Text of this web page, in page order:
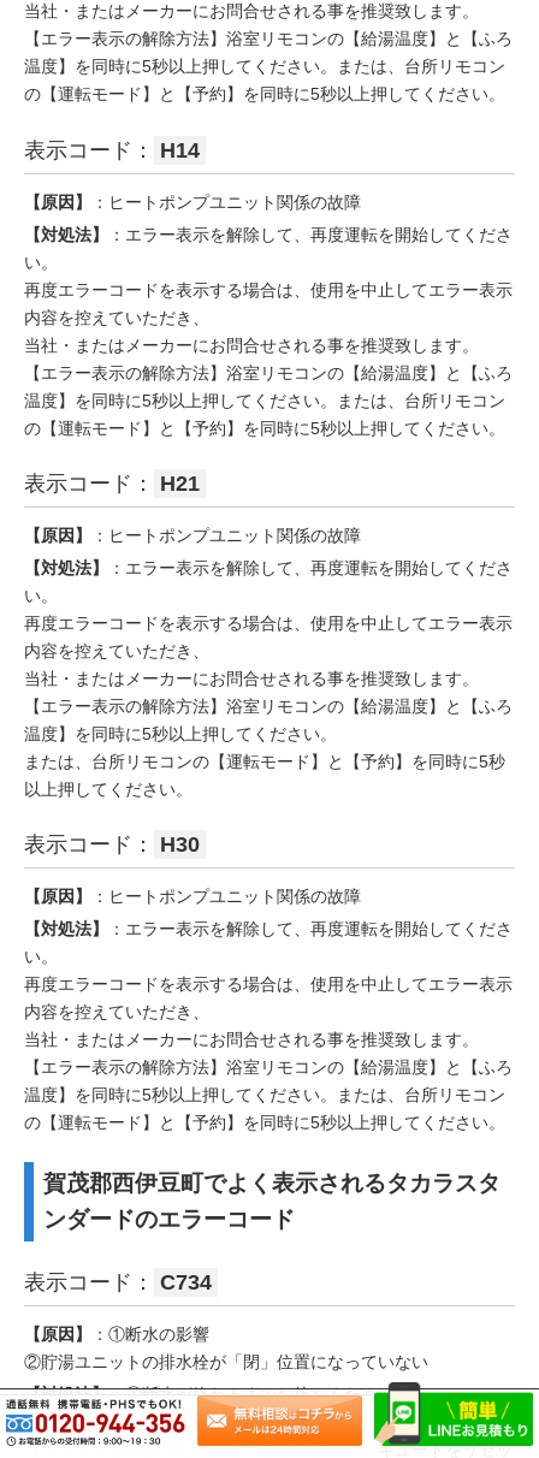
当社・またはメーカーにお問合せされる事を推奨致します。
【エラー表示の解除方法】浴室リモコンの【給湯温度】と【ふろ
温度】を同時に5秒以上押してください。または、台所リモコン
の【運転モード】と【予約】を同時に5秒以上押してください。
表示コード： H14
【原因】
：ヒートポンプユニット関係の故障
【対処法】
：エラー表示を解除して、再度運転を開始してくださ
い。
再度エラーコードを表示する場合は、使用を中止してエラー表示
内容を控えていただき、
当社・またはメーカーにお問合せされる事を推奨致します。
【エラー表示の解除方法】浴室リモコンの【給湯温度】と【ふろ
温度】を同時に5秒以上押してください。または、台所リモコン
の【運転モード】と【予約】を同時に5秒以上押してください。
表示コード： H21
【原因】
：ヒートポンプユニット関係の故障
【対処法】
：エラー表示を解除して、再度運転を開始してくださ
い。
再度エラーコードを表示する場合は、使用を中止してエラー表示
内容を控えていただき、
当社・またはメーカーにお問合せされる事を推奨致します。
【エラー表示の解除方法】浴室リモコンの【給湯温度】と【ふろ
温度】を同時に5秒以上押してください。
または、台所リモコンの【運転モード】と【予約】を同時に5秒
以上押してください。
表示コード： H30
【原因】
：ヒートポンプユニット関係の故障
【対処法】
：エラー表示を解除して、再度運転を開始してくださ
い。
再度エラーコードを表示する場合は、使用を中止してエラー表示
内容を控えていただき、
当社・またはメーカーにお問合せされる事を推奨致します。
【エラー表示の解除方法】浴室リモコンの【給湯温度】と【ふろ
温度】を同時に5秒以上押してください。または、台所リモコン
の【運転モード】と【予約】を同時に5秒以上押してください。
賀茂郡西伊豆町でよく表示されるタカラスタ
ンダードのエラーコード
表示コード： C734
【原因】
：①断水の影響
②貯湯ユニットの排水栓が「閉」位置になっていない
【対処法】：①断水が終わるまでお待ちください。
②貯湯ユニットの排水栓を「閉」位置にする
【エラー表示の解除方法】①断水復旧後、エコキュートをリセッ